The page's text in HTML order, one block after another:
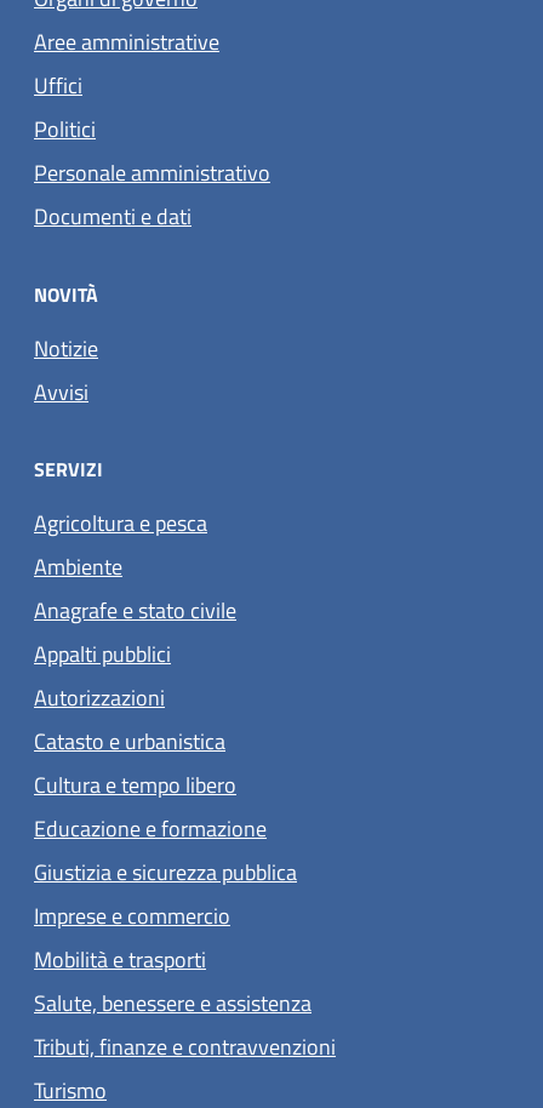
Aree amministrative
Uffici
Politici
Personale amministrativo
Documenti e dati
NOVITÀ
Notizie
Avvisi
SERVIZI
Agricoltura e pesca
Ambiente
Anagrafe e stato civile
Appalti pubblici
Autorizzazioni
Catasto e urbanistica
Cultura e tempo libero
Educazione e formazione
Giustizia e sicurezza pubblica
Imprese e commercio
Mobilità e trasporti
Salute, benessere e assistenza
Tributi, finanze e contravvenzioni
Turismo